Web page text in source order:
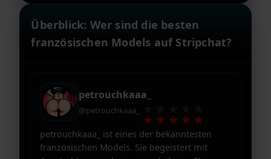
Überblick: Wer sind die besten
französischen Models auf Stripchat?
petrouchkaaa_
@petrouchkaaa_
★★★★★
petrouchkaaa_ ist eines der bekanntesten
französischen Models. Sie begeistert mit